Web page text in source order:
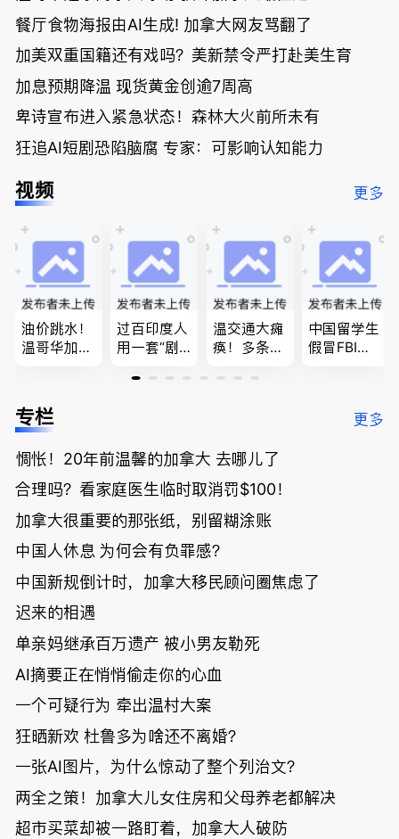
餐厅食物海报由AI生成! 加拿大网友骂翻了
加美双重国籍还有戏吗？美新禁令严打赴美生育
加息预期降温 现货黄金创逾7周高
卑诗宣布进入紧急状态！森林大火前所未有
狂追AI短剧恐陷脑腐 专家：可影响认知能力
视频 更多
油价跳水！
温哥华加油
低；免费狂
送50万磅蔬
温“丑陋土
豆日”冲击
吉尼斯纪
录；惨！留
骗光2万美
元，还被卷
入跨国刑案
账户遭封！
过百印度人
用一套“剧
官：太假
欠款多出$1
9万；突
发！无辜男
孩温哥华市
中心被刺身
亡；
温交通大瘫
痪！多条主
底；做顿饭
单；房市崩
盘前兆？加
国租赁市场
恐迎暴跌危
中国留学生
假冒FBI上
夫妻住进殡
专栏 更多
惆怅！20年前温馨的加拿大 去哪儿了
合理吗？看家庭医生临时取消罚$100！
加拿大很重要的那张纸，别留糊涂账
中国人休息 为何会有负罪感？
中国新规倒计时，加拿大移民顾问圈焦虑了
迟来的相遇
单亲妈继承百万遗产 被小男友勒死
AI摘要正在悄悄偷走你的心血
一个可疑行为 牵出温村大案
狂晒新欢 杜鲁多为啥还不离婚？
一张AI图片，为什么惊动了整个列治文？
两全之策！加拿大儿女住房和父母养老都解决
超市买菜却被一路盯着，加拿大人破防